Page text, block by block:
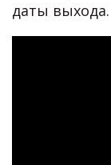
даты выхода.